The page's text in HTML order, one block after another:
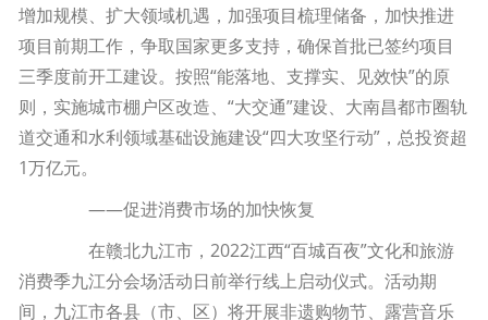
增加规模、扩大领域机遇，加强项目梳理储备，加快推进
项目前期工作，争取国家更多支持，确保首批已签约项目
三季度前开工建设。按照“能落地、支撑实、见效快”的原
则，实施城市棚户区改造、“大交通”建设、大南昌都市圈轨
道交通和水利领域基础设施建设“四大攻坚行动”，总投资超
1万亿元。
——促进消费市场的加快恢复
在赣北九江市，2022江西“百城百夜”文化和旅游
消费季九江分会场活动日前举行线上启动仪式。活动期
间，九江市各县（市、区）将开展非遗购物节、露营音乐